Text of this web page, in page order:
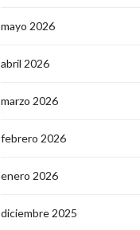
mayo 2026
abril 2026
marzo 2026
febrero 2026
enero 2026
diciembre 2025